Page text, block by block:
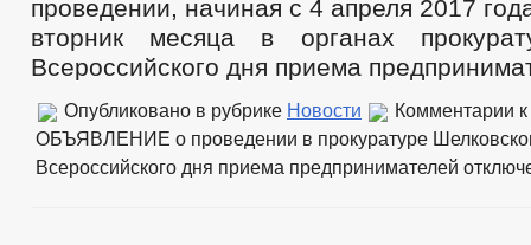
проведении, начиная с 4 апреля 2017
вторник месяца в органах
Всероссийского дня приема
Опубликовано в рубрике Новости Комментарии
ОБЪЯВЛЕНИЕ о проведении в прокуратуре
Всероссийского дня приема предпринимателей